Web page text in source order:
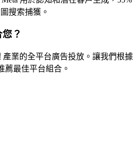
搜索捕獲。
？
產業的全平台廣告投放。讓我們根據
薦最佳平台組合。